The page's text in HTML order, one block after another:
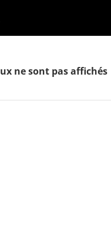
ne sont pas affichés